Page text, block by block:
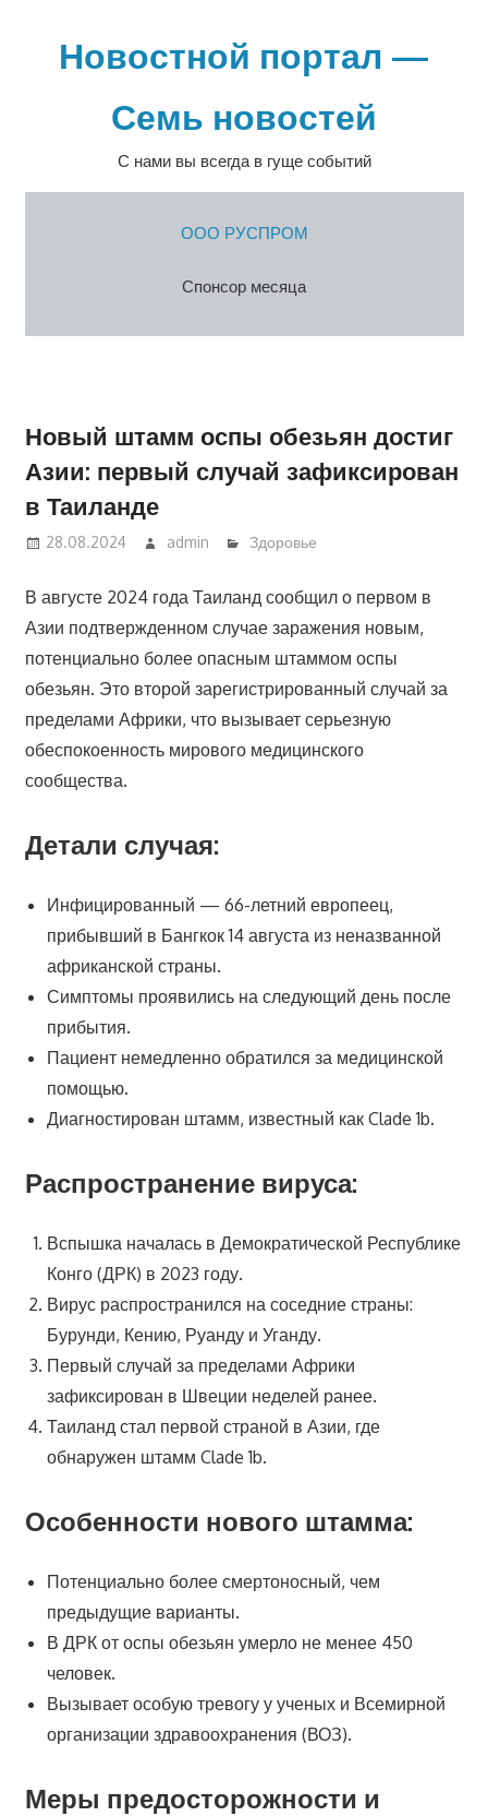
содержимомуНовостной портал —
Семь новостей
С нами вы всегда в гуще событий
ООО РУСПРОМ
Спонсор месяца
Новый штамм оспы обезьян достиг
Азии: первый случай зафиксирован
в Таиланде
28.08.2024 admin Здоровье
В августе 2024 года Таиланд сообщил о первом в
Азии подтвержденном случае заражения новым,
потенциально более опасным штаммом оспы
обезьян. Это второй зарегистрированный случай за
пределами Африки, что вызывает серьезную
обеспокоенность мирового медицинского
сообщества.
Детали случая:
Инфицированный — 66-летний европеец,
прибывший в Бангкок 14 августа из неназванной
африканской страны.
Симптомы проявились на следующий день после
прибытия.
Пациент немедленно обратился за медицинской
помощью.
Диагностирован штамм, известный как Clade 1b.
Распространение вируса:
Вспышка началась в Демократической Республике
Конго (ДРК) в 2023 году.
Вирус распространился на соседние страны:
Бурунди, Кению, Руанду и Уганду.
Первый случай за пределами Африки
зафиксирован в Швеции неделей ранее.
Таиланд стал первой страной в Азии, где
обнаружен штамм Clade 1b.
Особенности нового штамма:
Потенциально более смертоносный, чем
предыдущие варианты.
В ДРК от оспы обезьян умерло не менее 450
человек.
Вызывает особую тревогу у ученых и Всемирной
организации здравоохранения (ВОЗ).
Меры предосторожности и